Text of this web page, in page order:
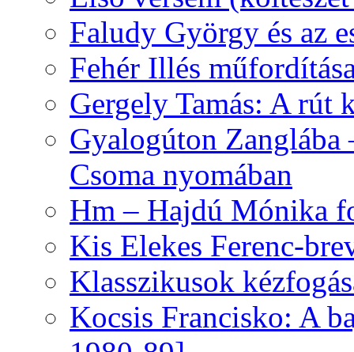
Faludy György és az
Fehér Illés
Gergely Tamás: A rút
Gyalogúton Zanglába
Csoma nyomában
Hm – Hajdú Mónika
Kis Elekes Ferenc-
Klasszikusok
Kocsis Francisko: A